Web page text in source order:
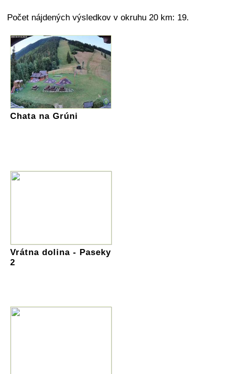
Počet nájdených výsledkov v okruhu 20 km: 19.
Chata na Grúni
Vrátna dolina - Paseky
2